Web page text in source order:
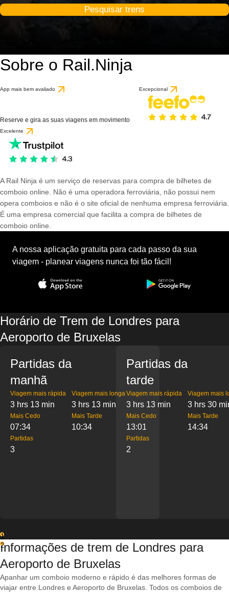
Pesquisar trens
Sobre o Rail.Ninja
App mais bem avaliado
Reserve e gira as suas viagens em movimento
Excepcional
Excelente
A Rail Ninja é um serviço de reservas para compra de bilhetes de
comboio online. Não é uma operadora ferroviária, não possui nem
opera comboios e não é o site oficial de nenhuma empresa ferroviária.
É uma empresa comercial que facilita a compra de bilhetes de
comboio online.
A nossa aplicação gratuita para cada passo da sua
viagem - planear viagens nunca foi tão fácil!
Horário de Trem de Londres para
Aeroporto de Bruxelas
Partidas da
manhã
Viagem mais rápida
3 hrs 13 min
Viagem mais longa
3 hrs 13 min
Mais Cedo
07:34
Mais Tarde
10:34
Partidas
3
Partidas da
tarde
Viagem mais rápida
3 hrs 13 min
Viagem mais
3 hrs 30
Mais Cedo
13:01
Mais Tarde
14:34
Partidas
2
1
2
Informações de trem de Londres para
Aeroporto de Bruxelas
Apanhar um comboio moderno e rápido é das melhores formas de
viajar entre Londres e Aeroporto de Bruxelas. Todos os comboios de